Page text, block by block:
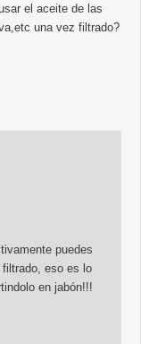
el aceite de las
una vez filtrado?
puedes
eso es lo
en jabón!!!